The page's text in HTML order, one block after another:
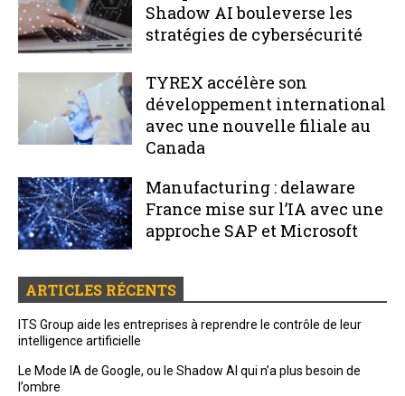
Shadow AI bouleverse les
stratégies de cybersécurité
TYREX accélère son
développement international
avec une nouvelle filiale au
Canada
Manufacturing : delaware
France mise sur l’IA avec une
approche SAP et Microsoft
ARTICLES RÉCENTS
ITS Group aide les entreprises à reprendre le contrôle de leur
intelligence artificielle
Le Mode IA de Google, ou le Shadow AI qui n’a plus besoin de
l’ombre